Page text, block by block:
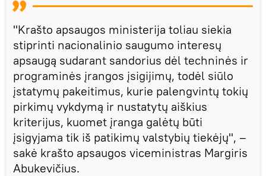
"Krašto apsaugos ministerija toliau siekia
stiprinti nacionalinio saugumo interesų
apsaugą sudarant sandorius dėl techninės ir
programinės įrangos įsigijimų, todėl siūlo
įstatymų pakeitimus, kurie palengvintų tokių
pirkimų vykdymą ir nustatytų aiškius
kriterijus, kuomet įranga galėtų būti
įsigyjama tik iš patikimų valstybių tiekėjų", –
sakė krašto apsaugos viceministras Margiris
Abukevičius.